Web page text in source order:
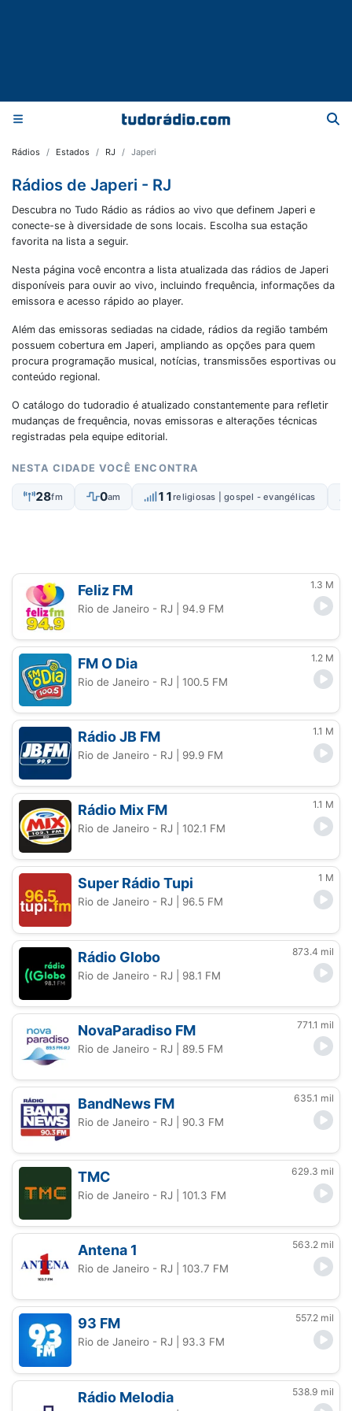
Rádios Estados RJ Japeri
Rádios de Japeri - RJ
Descubra no Tudo Rádio as rádios ao vivo que definem Japeri e
conecte-se à diversidade de sons locais. Escolha sua estação
favorita na lista a seguir.
Nesta página você encontra a lista atualizada das rádios de Japeri
disponíveis para ouvir ao vivo, incluindo frequência, informações da
emissora e acesso rápido ao player.
Além das emissoras sediadas na cidade, rádios da região também
possuem cobertura em Japeri, ampliando as opções para quem
procura programação musical, notícias, transmissões esportivas ou
conteúdo regional.
O catálogo do tudoradio é atualizado constantemente para refletir
mudanças de frequência, novas emissoras e alterações técnicas
registradas pela equipe editorial.
NESTA CIDADE VOCÊ ENCONTRA
28fm 0am 11religiosas | gospel - evangélicas
Feliz FM 1.3 M
Rio de Janeiro - RJ | 94.9 FM
FM O Dia 1.2 M
Rio de Janeiro - RJ | 100.5 FM
Rádio JB FM 1.1 M
Rio de Janeiro - RJ | 99.9 FM
Rádio Mix FM 1.1 M
Rio de Janeiro - RJ | 102.1 FM
Super Rádio Tupi 1 M
Rio de Janeiro - RJ | 96.5 FM
Rádio Globo 873.4 mil
Rio de Janeiro - RJ | 98.1 FM
NovaParadiso FM 771.1 mil
Rio de Janeiro - RJ | 89.5 FM
BandNews FM 635.1 mil
Rio de Janeiro - RJ | 90.3 FM
TMC 629.3 mil
Rio de Janeiro - RJ | 101.3 FM
Antena 1 563.2 mil
Rio de Janeiro - RJ | 103.7 FM
93 FM 557.2 mil
Rio de Janeiro - RJ | 93.3 FM
Rádio Melodia 538.9 mil